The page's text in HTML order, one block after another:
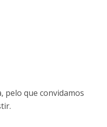
pelo que convidamos